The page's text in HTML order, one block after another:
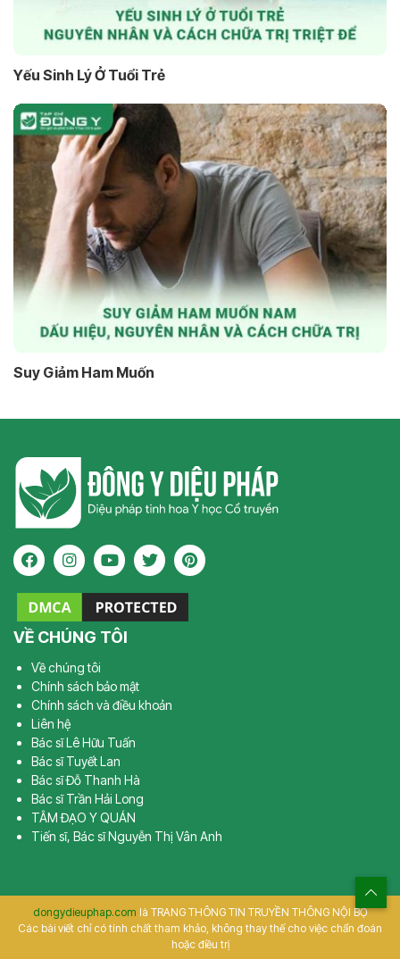
Yếu Sinh Lý Ở Tuổi Trẻ
Suy Giảm Ham Muốn
VỀ CHÚNG TÔI
Về chúng tôi
Chính sách bảo mật
Chính sách và điều khoản
Liên hệ
Bác sĩ Lê Hữu Tuấn
Bác sĩ Tuyết Lan
Bác sĩ Đỗ Thanh Hà
Bác sĩ Trần Hải Long
TÂM ĐẠO Y QUÁN
Tiến sĩ, Bác sĩ Nguyễn Thị Vân Anh
dongydieuphap.com là TRANG THÔNG TIN TRUYỀN THÔNG NỘI BỘ
Các bài viết chỉ có tính chất tham khảo, không thay thế cho việc chẩn đoán
hoặc điều trị